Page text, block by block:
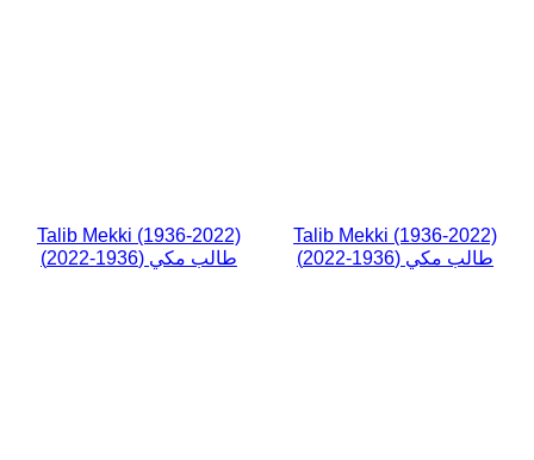
Talib Mekki (1936-2022)
طالب مكي (1936-2022)
Talib Mekki (1936-2022)
طالب مكي (1936-2022)